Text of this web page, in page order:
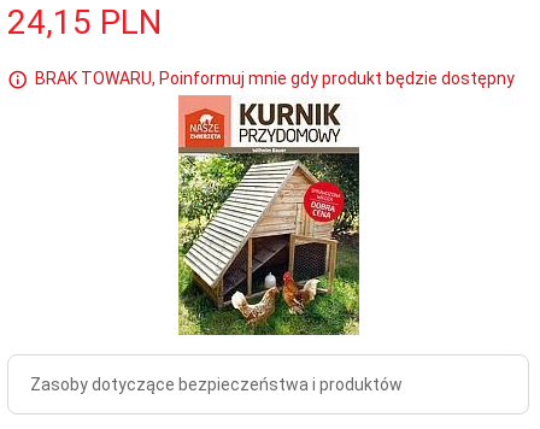
24,15 PLN
BRAK TOWARU, Poinformuj mnie gdy produkt będzie dostępny
Zasoby dotyczące bezpieczeństwa i produktów